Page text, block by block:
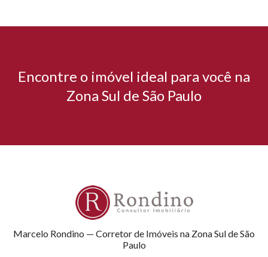
Encontre o imóvel ideal para você na
Zona Sul de São Paulo
Marcelo Rondino — Corretor de Imóveis na Zona Sul de São
Paulo